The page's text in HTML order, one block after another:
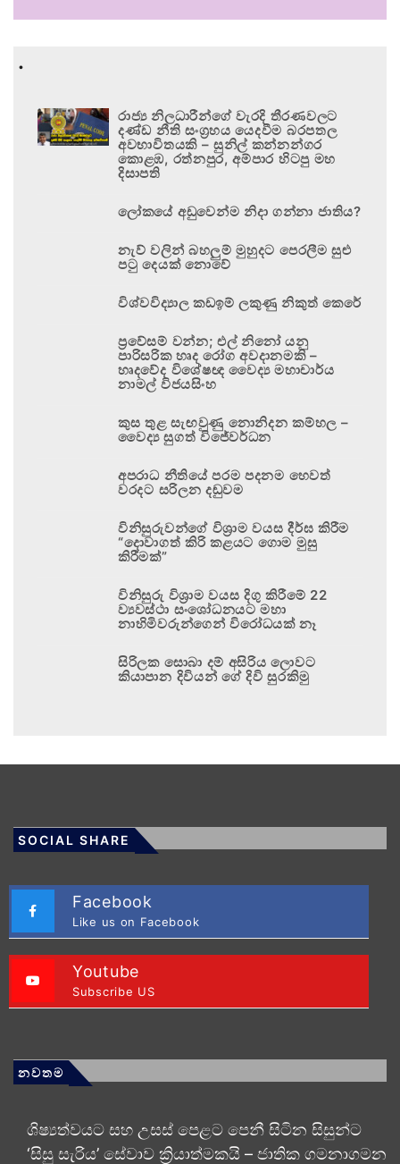
.
රාජ්‍ය නිලධාරීන්ගේ වැරදි තීරණවලට
දණ්ඩ නීති සංග්‍රහය යෙදවීම බරපතල
අවභාවිතයකි – සුනිල් කන්නන්ගර
කොළඹ, රත්නපුර, අම්පාර හිටපු මහ
දිසාපති
ලෝකයේ අඩුවෙන්ම නිදා ගන්නා ජාතිය?
නැව් වලින් බහලුම් මුහුදට පෙරලීම සුළු
පටු දෙයක් නොවේ
විශ්වවිද්‍යාල කඩඉම් ලකුණු නිකුත් කෙරේ
ප්‍රවේසම් වන්න; එල් නිනෝ යනු
පාරිසරික හෘද රෝග අවදානමකි –
හෘදවේද විශේෂඥ වෛද්‍ය මහාචාර්ය
නාමල් විජයසිංහ
කුස තුළ සැඟවුණු නොනිදන කම්හල –
වෛද්‍ය සුගත් විජේවර්ධන
අපරාධ නීතියේ පරම පදනම හෙවත්
වරදට සරිලන දඬුවම
විනිසුරුවන්ගේ විශ්‍රාම වයස දීර්ඝ කිරීම
“දොවාගත් කිරි කළයට ගොම මුසු
කිරීමක්”
විනිසුරු විශ්‍රාම වයස දිගු කිරීමේ 22
ව්‍යවස්ථා සංශෝධනයට මහා
නාහිමිවරුන්ගෙන් විරෝධයක් නෑ
සිරිලක සොබා දම් අසිරිය ලොවට
කියාපාන දිවියන් ගේ දිවි සුරකිමු
SOCIAL SHARE
Facebook
Like us on Facebook
Youtube
Subscribe US
නවතම
ශිෂ්‍යත්වයට සහ උසස් පෙළට පෙනී සිටින සිසුන්ට
‘සිසු සැරිය’ සේවාව ක්‍රියාත්මකයි – ජාතික ගමනාගමන